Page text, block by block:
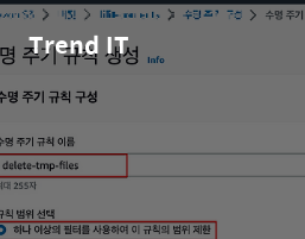
Trend IT